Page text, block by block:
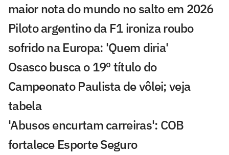
maior nota do mundo no salto em 2026
Piloto argentino da F1 ironiza roubo
sofrido na Europa: 'Quem diria'
Osasco busca o 19º título do
Campeonato Paulista de vôlei; veja
tabela
'Abusos encurtam carreiras': COB
fortalece Esporte Seguro